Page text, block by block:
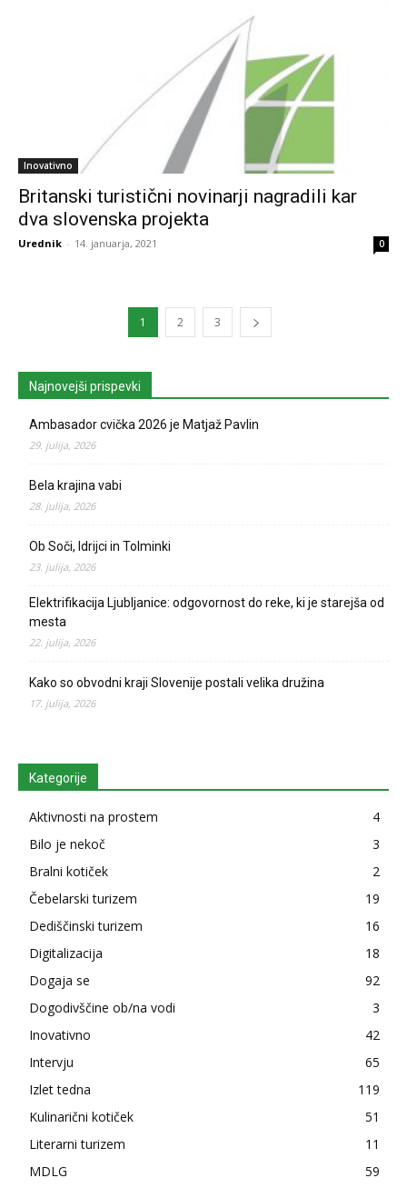
Inovativno
Britanski turistični novinarji nagradili kar
dva slovenska projekta
Urednik - 14. januarja, 2021 0
1 2 3
Najnovejši prispevki
Ambasador cvička 2026 je Matjaž Pavlin
29. julija, 2026
Bela krajina vabi
28. julija, 2026
Ob Soči, Idrijci in Tolminki
23. julija, 2026
Elektrifikacija Ljubljanice: odgovornost do reke, ki je starejša od
mesta
22. julija, 2026
Kako so obvodni kraji Slovenije postali velika družina
17. julija, 2026
Kategorije
Aktivnosti na prostem
4
Bilo je nekoč
3
Bralni kotiček
2
Čebelarski turizem
19
Dediščinski turizem
16
Digitalizacija
18
Dogaja se
92
Dogodivščine ob/na vodi
3
Inovativno
42
Intervju
65
Izlet tedna
119
Kulinarični kotiček
51
Literarni turizem
11
MDLG
59